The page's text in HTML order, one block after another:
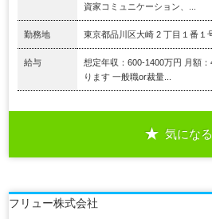
資家コミュニケーション、...
勤務地 東京都品川区大崎 2 丁目１番１
給与
想定年収：600-1400万円 月額
ります 一般職or裁量...
気になる
フリュー株式会社